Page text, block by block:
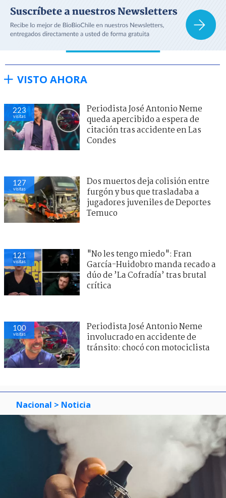
VISTO AHORA
223
visitas
Periodista José Antonio Neme
queda apercibido a espera de
citación tras accidente en Las
Condes
127
visitas
Dos muertos deja colisión entre
furgón y bus que trasladaba a
jugadores juveniles de Deportes
Temuco
121
visitas
"No les tengo miedo": Fran
García-Huidobro manda recado a
dúo de ’La Cofradía’ tras brutal
crítica
100
visitas
Periodista José Antonio Neme
involucrado en accidente de
tránsito: chocó con motociclista
Nacional > Noticia